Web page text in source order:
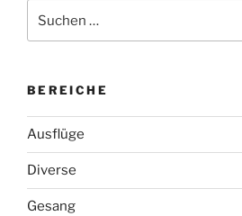
nach:
BEREICHE
Ausflüge
Diverse
Gesang